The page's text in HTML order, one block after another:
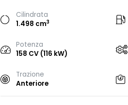
Cilindrata
1.498 cm3
Potenza
158 CV (116 kW)
Trazione
Anteriore